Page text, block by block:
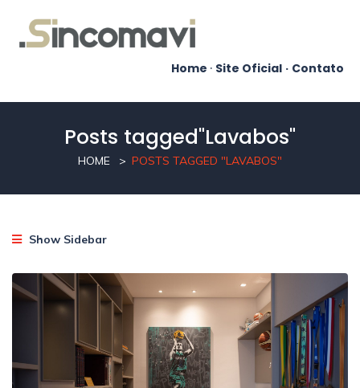
Home · Site Oficial · Contato
Posts tagged"Lavabos"
HOME POSTS TAGGED "LAVABOS"
Show Sidebar